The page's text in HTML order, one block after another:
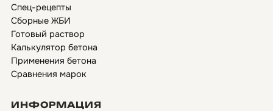
Спец-рецепты
Сборные ЖБИ
Готовый раствор
Калькулятор бетона
Применения бетона
Сравнения марок
ИНФОРМАЦИЯ